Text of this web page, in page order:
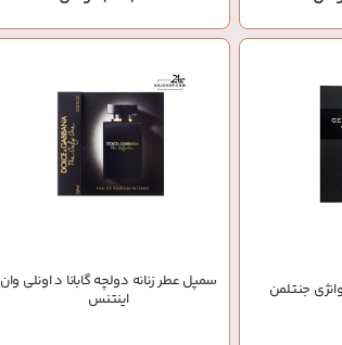
جنتلمن
سمپل عطر زنانه دولچه گابانا د اونلی وان
اینتنس